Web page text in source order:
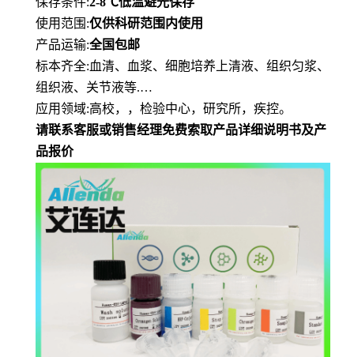
使用范围 :仅供科研范围内使用
产品运输:全国包邮
标本齐全:血清、血浆、细胞培养上清液、组织匀浆、
组织液、关节液等.…
应用领域:高校，，检验中心，研究所，疾控。
请联系客服或销售经理免费索取产品详细说明书及产
品报价